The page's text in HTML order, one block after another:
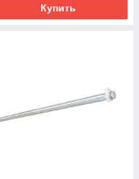
Купить